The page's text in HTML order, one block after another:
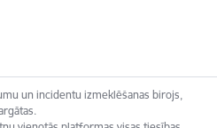
un incidentu izmeklēšanas birojs,